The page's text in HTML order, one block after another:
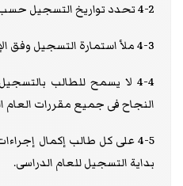
4-2 تحدد تواريخ التسجيل حسب التقويم الدراسي للكلية.
4-3 ملأ استمارة التسجيل وفق الإجراءات المطلوبة.
4-4 لا يسمح للطالب
النجاح فى جميع مقررات العام
4-5 على كل طالب إكمال
بداية التسجيل للعام الدراسى.